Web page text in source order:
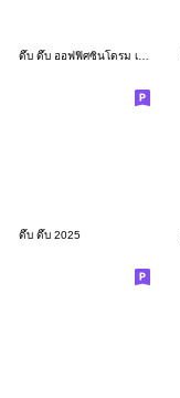
ดึ๊บ ดึ๊บ ออฟฟิศซินโดรม เก้า
ดึ๊บ ดึ๊บ 2025